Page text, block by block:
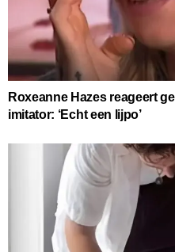
Roxeanne Hazes reageert
imitator: ‘Echt een lijpo’